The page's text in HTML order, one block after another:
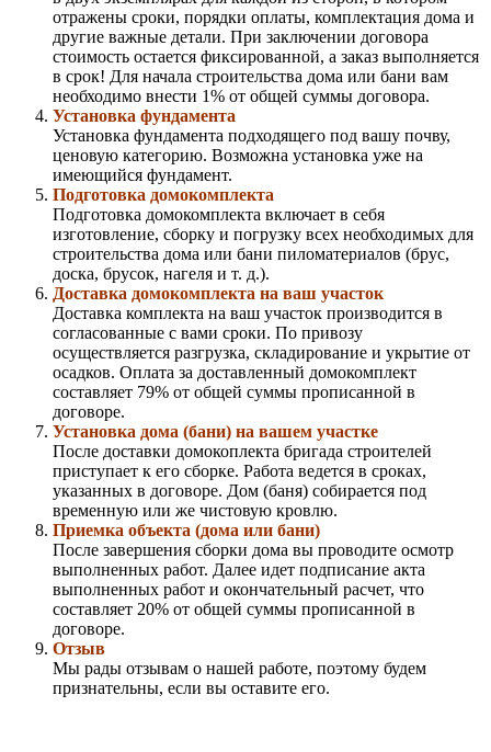
отражены сроки, порядки оплаты, комплектация дома и
другие важные детали. При заключении договора
стоимость остается фиксированной, а заказ выполняется
в срок! Для начала строительства дома или бани вам
необходимо внести 1% от общей суммы договора.
Установка фундамента
Установка фундамента подходящего под вашу почву,
ценовую категорию. Возможна установка уже на
имеющийся фундамент.
Подготовка домокомплекта
Подготовка домокомплекта включает в себя
изготовление, сборку и погрузку всех необходимых для
строительства дома или бани пиломатериалов (брус,
доска, брусок, нагеля и т. д.).
Доставка домокомплекта на ваш участок
Доставка комплекта на ваш участок производится в
согласованные с вами сроки. По привозу
осуществляется разгрузка, складирование и укрытие от
осадков. Оплата за доставленный домокомплект
составляет 79% от общей суммы прописанной в
договоре.
Установка дома (бани) на вашем участке
После доставки домокоплекта бригада строителей
приступает к его сборке. Работа ведется в сроках,
указанных в договоре. Дом (баня) собирается под
временную или же чистовую кровлю.
Приемка объекта (дома или бани)
После завершения сборки дома вы проводите осмотр
выполненных работ. Далее идет подписание акта
выполненных работ и окончательный расчет, что
составляет 20% от общей суммы прописанной в
договоре.
Отзыв
Мы рады отзывам о нашей работе, поэтому будем
признательны, если вы оставите его.